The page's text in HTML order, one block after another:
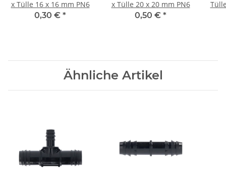
x Tülle 16 x 16 mm PN6
0,30 € *
x Tülle 20 x 20 mm PN6
0,50 € *
Ähnliche Artikel